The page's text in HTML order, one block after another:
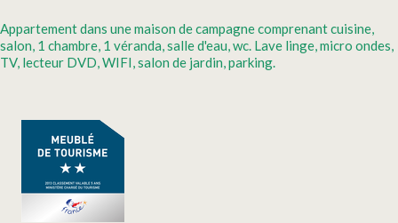
Appartement dans une maison de campagne comprenant cuisine,
salon, 1 chambre, 1 véranda, salle d'eau, wc. Lave linge, micro ondes,
TV, lecteur DVD, WIFI, salon de jardin, parking.